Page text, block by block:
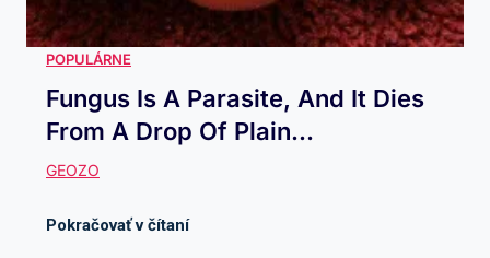
Fungus Is A Parasite, And It Dies
From A Drop Of Plain...